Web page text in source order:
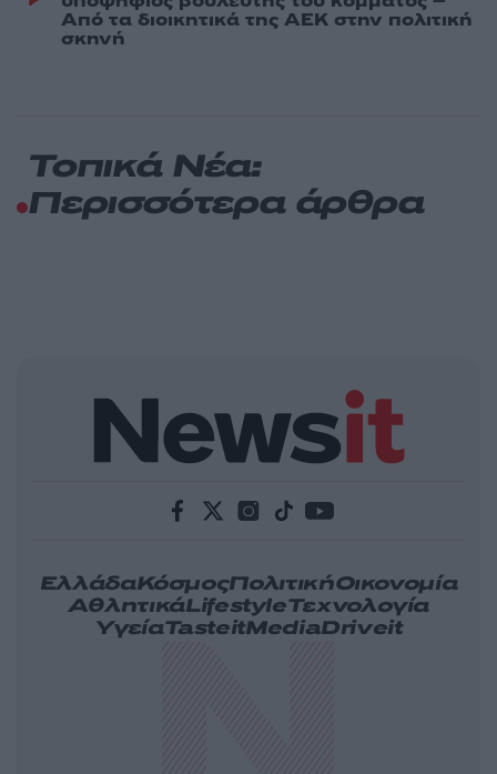
Από τα διοικητικά της ΑΕΚ στην πολιτική
σκηνή
Τοπικά Νέα:
Περισσότερα άρθρα
ΕλλάδαΚόσμοςΠολιτικήΟικονομία
ΑθλητικάLifestyleΤεχνολογία
ΥγείαTasteitMediaDriveit